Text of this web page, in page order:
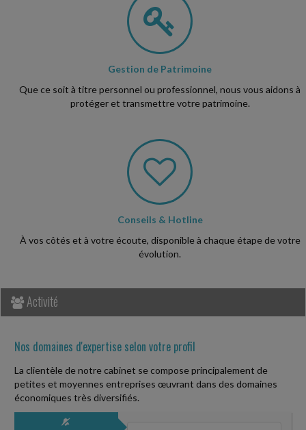
Gestion de Patrimoine
Que ce soit à titre personnel ou professionnel, nous vous aidons à
protéger et transmettre votre patrimoine.
Conseils & Hotline
À vos côtés et à votre écoute, disponible à chaque étape de votre
évolution.
Activité
Nos domaines d'expertise selon votre profil
La clientèle de notre cabinet se compose principalement de
petites et moyennes entreprises œuvrant dans des domaines
économiques très diversifiés.